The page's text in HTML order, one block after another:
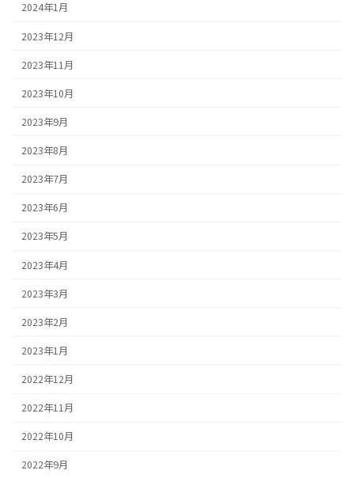
2024年1月
2023年12月
2023年11月
2023年10月
2023年9月
2023年8月
2023年7月
2023年6月
2023年5月
2023年4月
2023年3月
2023年2月
2023年1月
2022年12月
2022年11月
2022年10月
2022年9月